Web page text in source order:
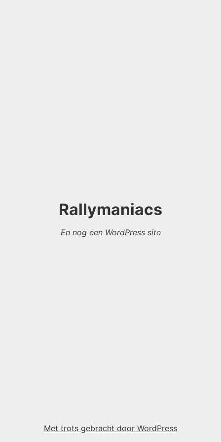
Rallymaniacs
En nog een WordPress site
Met trots gebracht door WordPress